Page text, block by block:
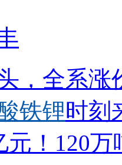
，全系涨
铁锂时刻
元！120万